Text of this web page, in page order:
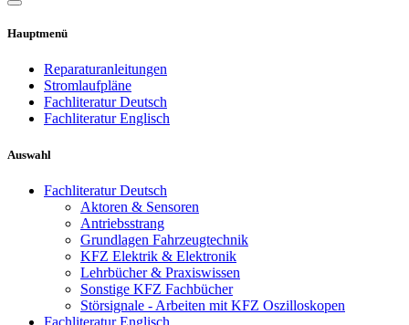
Hauptmenü
Reparaturanleitungen
Stromlaufpläne
Fachliteratur Deutsch
Fachliteratur Englisch
Auswahl
Fachliteratur Deutsch
Aktoren & Sensoren
Antriebsstrang
Grundlagen Fahrzeugtechnik
KFZ Elektrik & Elektronik
Lehrbücher & Praxiswissen
Sonstige KFZ Fachbücher
Störsignale - Arbeiten mit KFZ Oszilloskopen
Fachliteratur Englisch